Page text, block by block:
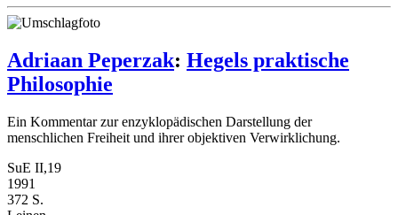
Adriaan Peperzak: Hegels praktische
Philosophie
Ein Kommentar zur enzyklopädischen Darstellung der
menschlichen Freiheit und ihrer objektiven Verwirklichung.
SuE II,19
1991
372 S.